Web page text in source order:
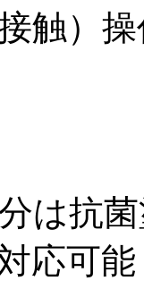
触）
は抗
応可能